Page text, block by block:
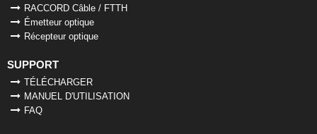
RACCORD Câble / FTTH
Émetteur optique
Récepteur optique
SUPPORT
TÉLÉCHARGER
MANUEL D'UTILISATION
FAQ